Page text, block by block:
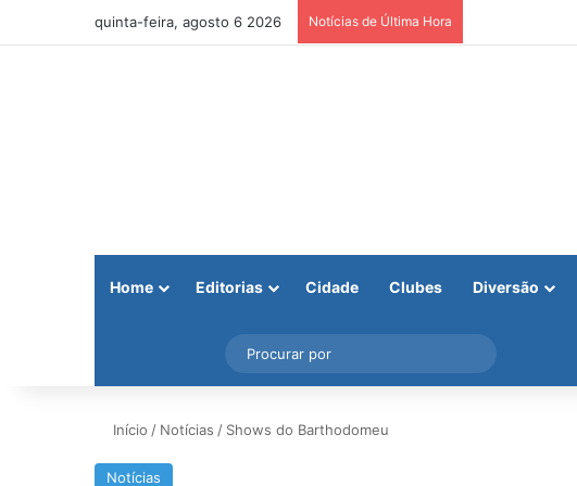
quinta-feira, agosto 6 2026 Notícias de Última Hora
Home Editorias Cidade Clubes Diversão
Instagram
Barra Lateral
por
Início / Notícias / Shows do Barthodomeu
Notícias